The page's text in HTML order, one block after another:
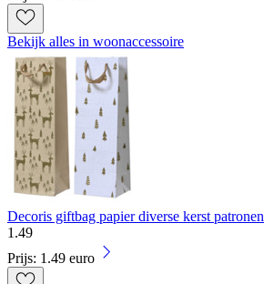
Bekijk alles in woonaccessoire
Decoris giftbag papier diverse kerst patronen
1 .49
Prijs: 1.49 euro